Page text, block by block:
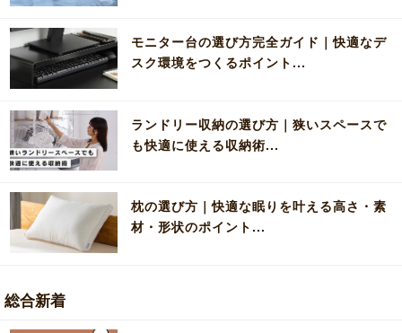
モニター台の選び方完全ガイド｜快適なデ
スク環境をつくるポイント...
ランドリー収納の選び方｜狭いスペースで
も快適に使える収納術...
枕の選び方｜快適な眠りを叶える高さ・素
材・形状のポイント...
総合新着